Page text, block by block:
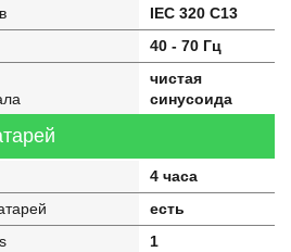
IEC 320 C13
40 - 70 Гц
чистая
синусоида
4 часа
есть
1